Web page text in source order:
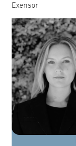
Exensor